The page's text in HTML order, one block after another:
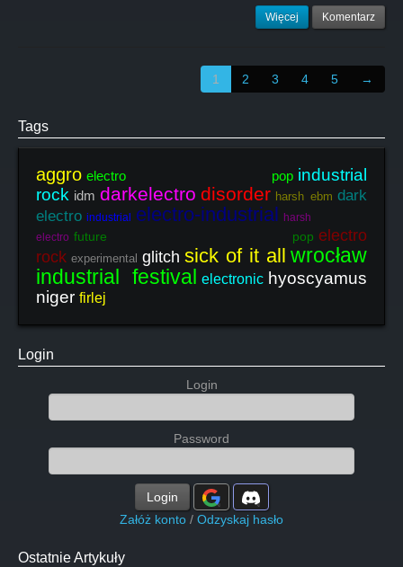
Więcej Komentarz
1 2 3 4 5 →
Tags
aggro electro pop industrial
rock idm darkelectro disorder harsh ebm dark
electro industrial electro-industrial harsh
electro future pop electro
rock experimental glitch sick of it all wrocław
industrial festival electronic hyoscyamus
niger firlej
Login
Login
Password
Login
Załóż konto / Odzyskaj hasło
Ostatnie Artykuły